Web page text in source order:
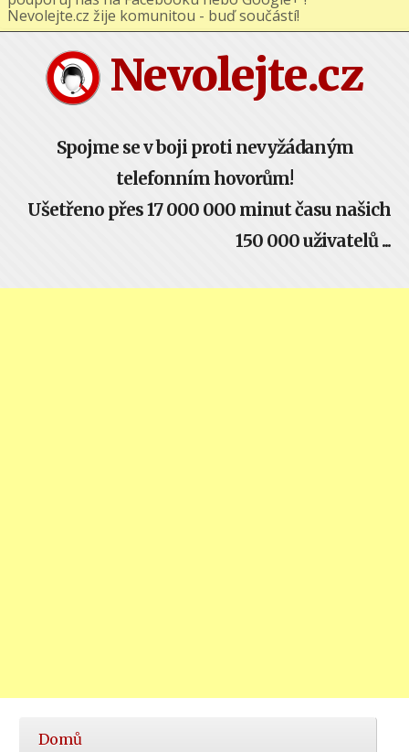
Nevolejte.cz
Spojme se v boji proti nevyžádaným
telefonním hovorům!
Ušetřeno přes 17 000 000 minut času našich
150 000 uživatelů ...
Hlavní
Domů
podporuj nás na Facebooku nebo Google+ !
Nevolejte.cz žije komunitou - buď součástí!